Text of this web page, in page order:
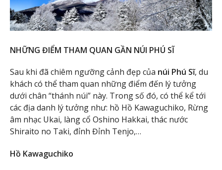
NHỮNG ĐIỂM THAM QUAN GẦN NÚI PHÚ SĨ
Sau khi đã chiêm ngưỡng cảnh đẹp của núi Phú Sĩ, du
khách có thể tham quan những điểm đến lý tưởng
dưới chân “thánh núi” này. Trong số đó, có thể kể tới
các địa danh lý tưởng như: hồ Hồ Kawaguchiko, Rừng
âm nhạc Ukai, làng cổ Oshino Hakkai, thác nước
Shiraito no Taki, đỉnh Đỉnh Tenjo,…
Hồ Kawaguchiko